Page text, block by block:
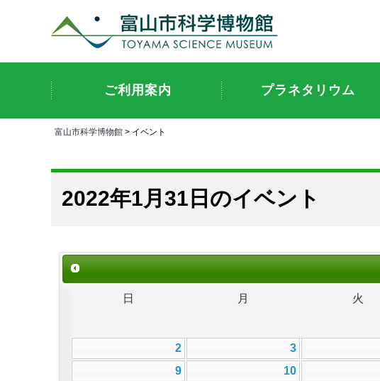
ご利用案内 プラネタリウム
富山市科学博物館 > イベント
2022年1月31日のイベント
日 月 火
2
3
9
10